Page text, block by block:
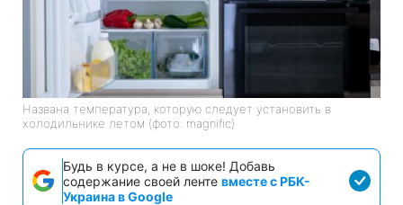
Названа температура, которую следует установить в
холодильнике летом (фото: magnific)
Будь в курсе, а не в шоке! Добавь
содержание своей ленте вместе с РБК-
Украина в Google